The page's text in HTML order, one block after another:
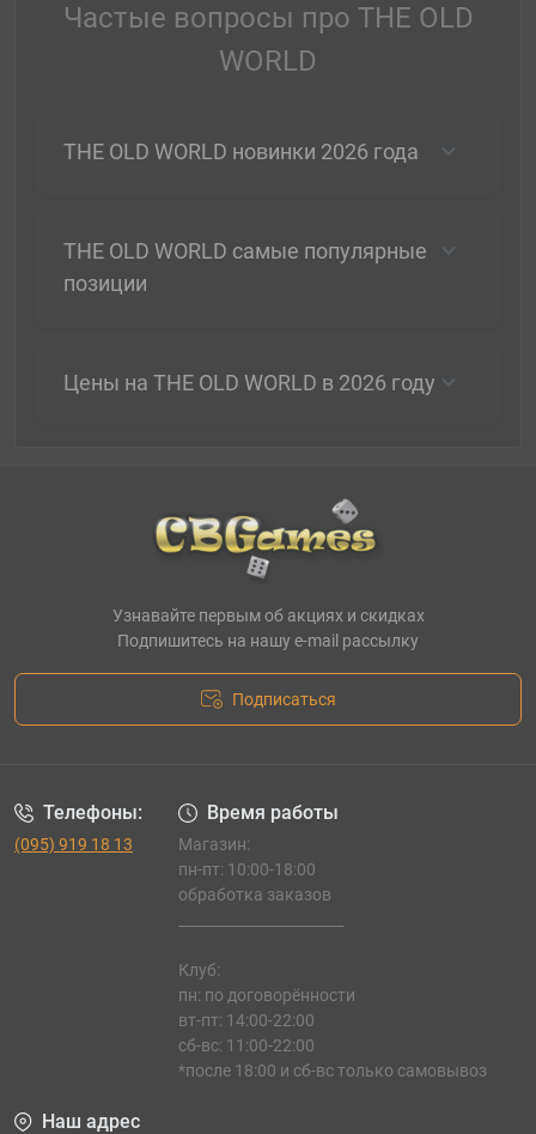
Частые вопросы про THE OLD
WORLD
THE OLD WORLD новинки 2026 года
THE OLD WORLD самые популярные
позиции
Цены на THE OLD WORLD в 2026 году
Узнавайте первым об акциях и скидках
Подпишитесь на нашу e-mail рассылку
Подписаться
Телефоны:
(095) 919 18 13
Время работы
Магазин:
пн-пт: 10:00-18:00
обработка заказов
Клуб:
пн: по договорённости
вт-пт: 14:00-22:00
сб-вс: 11:00-22:00
*после 18:00 и сб-вс только самовывоз
Наш адрес